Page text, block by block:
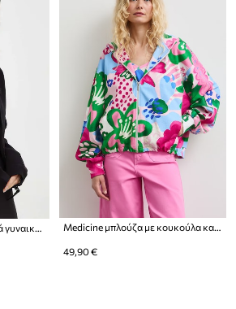
Guess μπλούζα με κουμπιά γυναικεία με βισκόζη NEW ALLIE
49,90 €